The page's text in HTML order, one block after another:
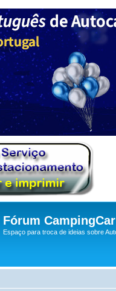
Fórum
Espaço para troca de ideias sobre